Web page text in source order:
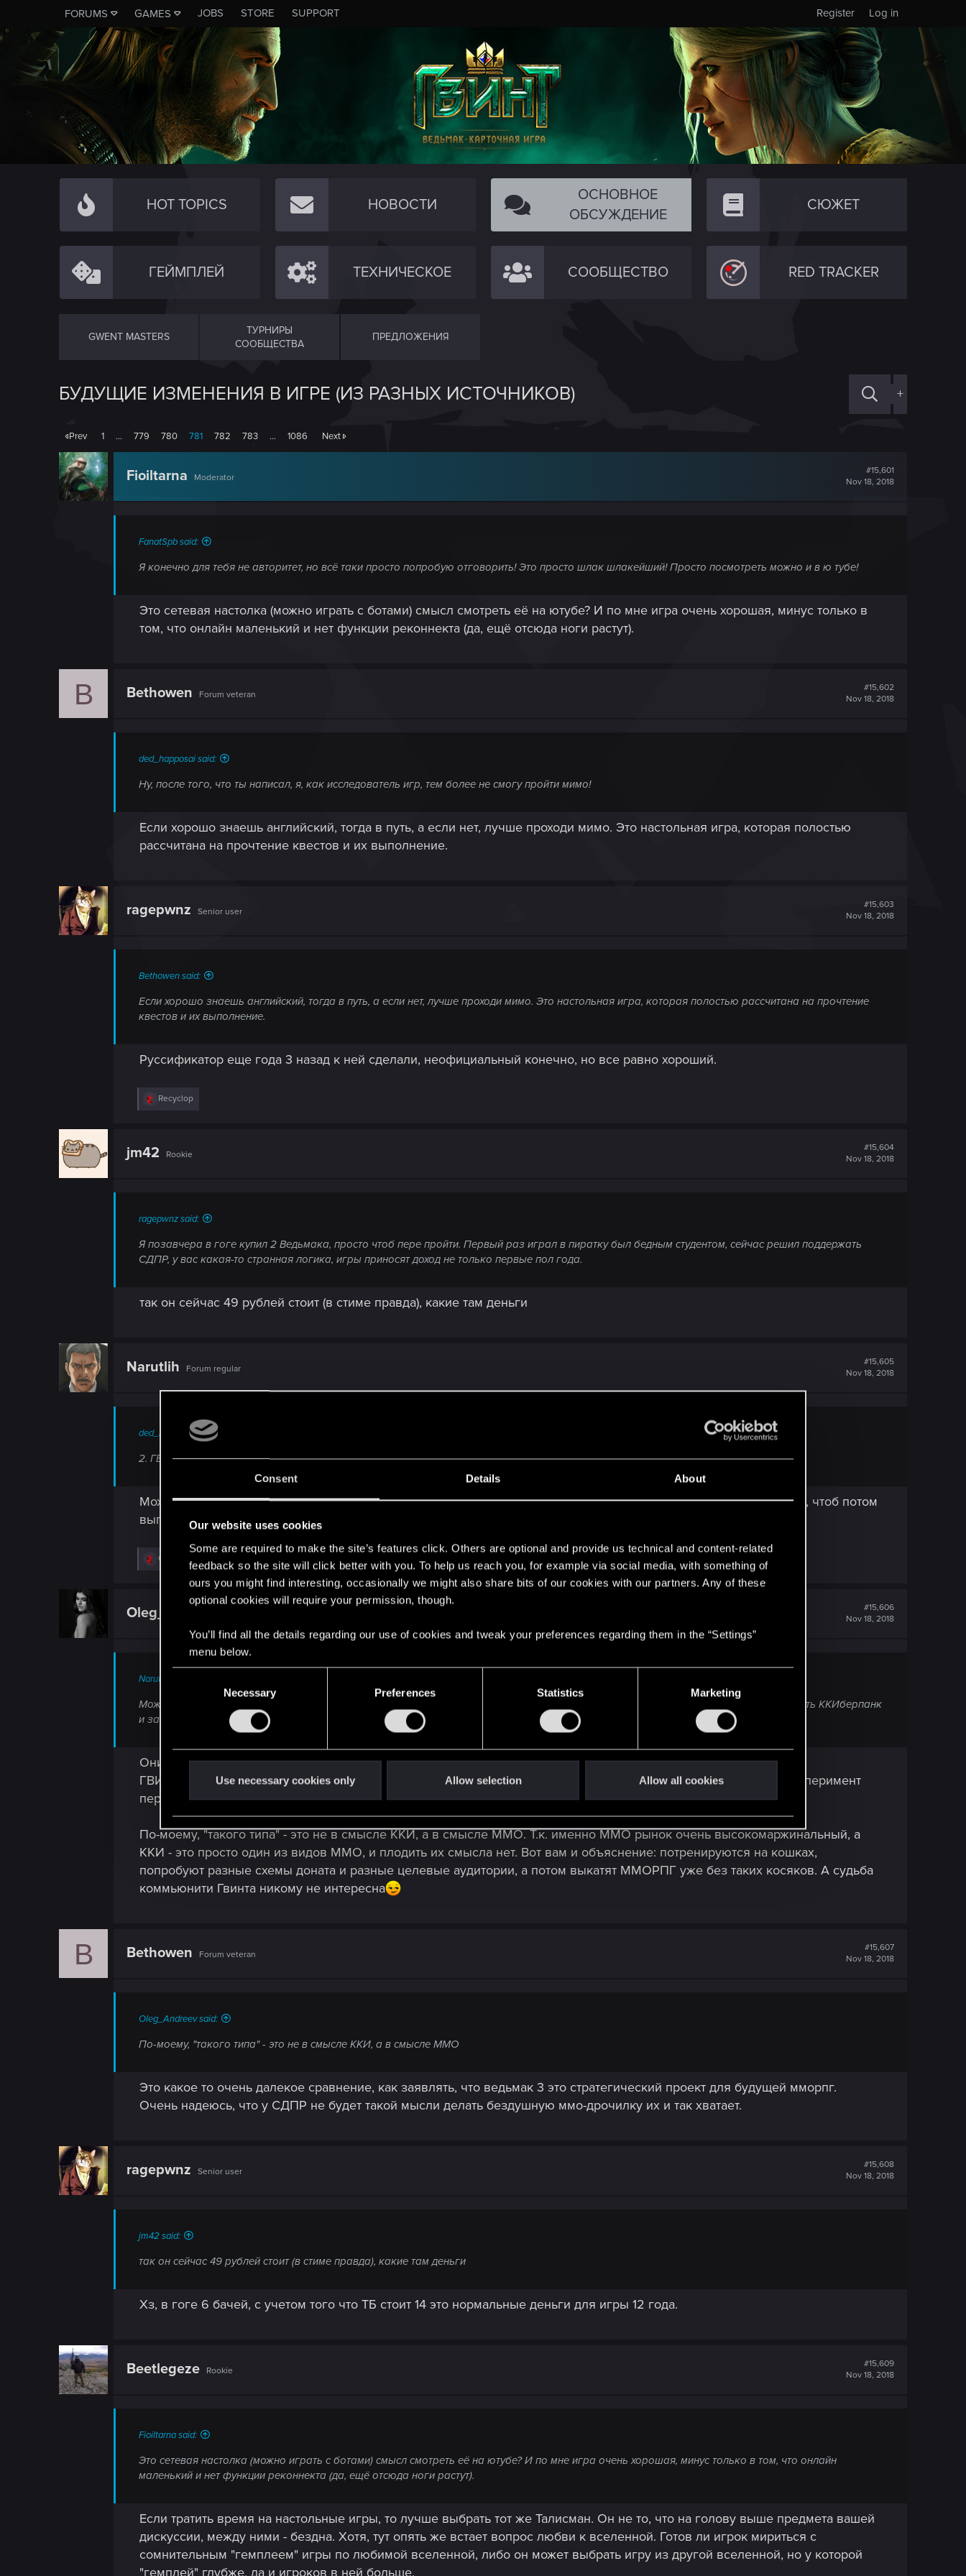
Consent Details About
Our website uses cookies
Some are required to make the site’s features click. Others are optional and provide us technical and content-related
feedback so the site will click better with you. To help us reach you, for example via social media, with something of
ours you might find interesting, occasionally we might also share bits of our cookies with our partners. Any of these
optional cookies will require your permission, though.
You’ll find all the details regarding our use of cookies and tweak your preferences regarding them in the “Settings”
menu below.
e
l
e
c
Necessary Preferences Statistics Marketing
Use necessary cookies only Allow selection Allow all cookies
FORUMS GAMES JOBS STORE SUPPORT Log in
Register
HOT TOPICS НОВОСТИ
ОСНОВНОЕ
ОБСУЖДЕНИЕ
СЮЖЕТ
ГЕЙМПЛЕЙ ТЕХНИЧЕСКОЕ СООБЩЕСТВО RED TRACKER
GWENT MASTERS
ТУРНИРЫ
СООБЩЕСТВА
ПРЕДЛОЖЕНИЯ
БУДУЩИЕ ИЗМЕНЕНИЯ В ИГРЕ (ИЗ РАЗНЫХ ИСТОЧНИКОВ) +
Prev 1 … 779 780 781 782 783 … 1086 Next
Fioiltarna Moderator
#15,601
Nov 18, 2018
FanatSpb said:
Я конечно для тебя не авторитет, но всё таки просто попробую отговорить! Это просто шлак шлакейший! Просто посмотреть можно и в ю тубе!
Это сетевая настолка (можно играть с ботами) смысл смотреть её на ютубе? И по мне игра очень хорошая, минус только в
том, что онлайн маленький и нет функции реконнекта (да, ещё отсюда ноги растут).
B Bethowen Forum veteran
#15,602
Nov 18, 2018
ded_happosai said:
Ну, после того, что ты написал, я, как исследователь игр, тем более не смогу пройти мимо!
Если хорошо знаешь английский, тогда в путь, а если нет, лучше проходи мимо. Это настольная игра, которая полостью
рассчитана на прочтение квестов и их выполнение.
ragepwnz Senior user
#15,603
Nov 18, 2018
Bethowen said:
Если хорошо знаешь английский, тогда в путь, а если нет, лучше проходи мимо. Это настольная игра, которая полостью рассчитана на прочтение
квестов и их выполнение.
Руссификатор еще года 3 назад к ней сделали, неофициальный конечно, но все равно хороший.
R
i
Recyclop
jm42 Rookie
#15,604
Nov 18, 2018
ragepwnz said:
Я позавчера в гоге купил 2 Ведьмака, просто чтоб пере пройти. Первый раз играл в пиратку был бедным студентом, сейчас решил поддержать
СДПР, у вас какая-то странная логика, игры приносят доход не только первые пол года.
так он сейчас 49 рублей стоит (в стиме правда), какие там деньги
Narutlih Forum regular
#15,605
Nov 18, 2018
ded_happosai said:
2. ГВИНТ - стратегический проект и работа над ним продолжится.
Можно ли это расшифровать как "Мы собираемся прикрутить ККИ в Киберпанк и тестируем наработки в Гвинте, чтоб потом
выпустить ККИберпанк и забыть GWENT как кошмарный сон"?
R
i
Guest 4320203
Oleg_Andreev
#15,606
Nov 18, 2018
Narutlih said:
Можно ли это расшифровать как "Мы собираемся прикрутить ККИ в Киберпанк и тестируем наработки в Гвинте, чтоб потом выпустить ККИберпанк
и забыть GWENT как кошмарный сон"?
Они же там подробно расписали:
ГВИНТ - это стратегический проект: кроме непосредственных бизнес-ожиданий, мы рассматриваем его как эксперимент
перед другими мультиплеерными проектами такого типа.
По-моему, "такого типа" - это не в смысле ККИ, а в смысле ММО. Т.к. именно ММО рынок очень высокомаржинальный, а
ККИ - это просто один из видов ММО, и плодить их смысла нет. Вот вам и объяснение: потренируются на кошках,
попробуют разные схемы доната и разные целевые аудитории, а потом выкатят ММОРПГ уже без таких косяков. А судьба
коммьюнити Гвинта никому не интересна
B Bethowen Forum veteran
#15,607
Nov 18, 2018
Oleg_Andreev said:
По-моему, "такого типа" - это не в смысле ККИ, а в смысле ММО
Это какое то очень далекое сравнение, как заявлять, что ведьмак 3 это стратегический проект для будущей мморпг.
Очень надеюсь, что у СДПР не будет такой мысли делать бездушную ммо-дрочилку их и так хватает.
ragepwnz Senior user
#15,608
Nov 18, 2018
jm42 said:
так он сейчас 49 рублей стоит (в стиме правда), какие там деньги
Хз, в гоге 6 бачей, с учетом того что ТБ стоит 14 это нормальные деньги для игры 12 года.
Beetlegeze Rookie
#15,609
Nov 18, 2018
Fioiltarna said:
Это сетевая настолка (можно играть с ботами) смысл смотреть её на ютубе? И по мне игра очень хорошая, минус только в том, что онлайн
маленький и нет функции реконнекта (да, ещё отсюда ноги растут).
Если тратить время на настольные игры, то лучше выбрать тот же Талисман. Он не то, что на голову выше предмета вашей
дискуссии, между ними - бездна. Хотя, тут опять же встает вопрос любви к вселенной. Готов ли игрок мириться с
сомнительным "гемплеем" игры по любимой вселенной, либо он может выбрать игру из другой вселенной, но у которой
"гемплей" глубже, да и игроков в ней больше.